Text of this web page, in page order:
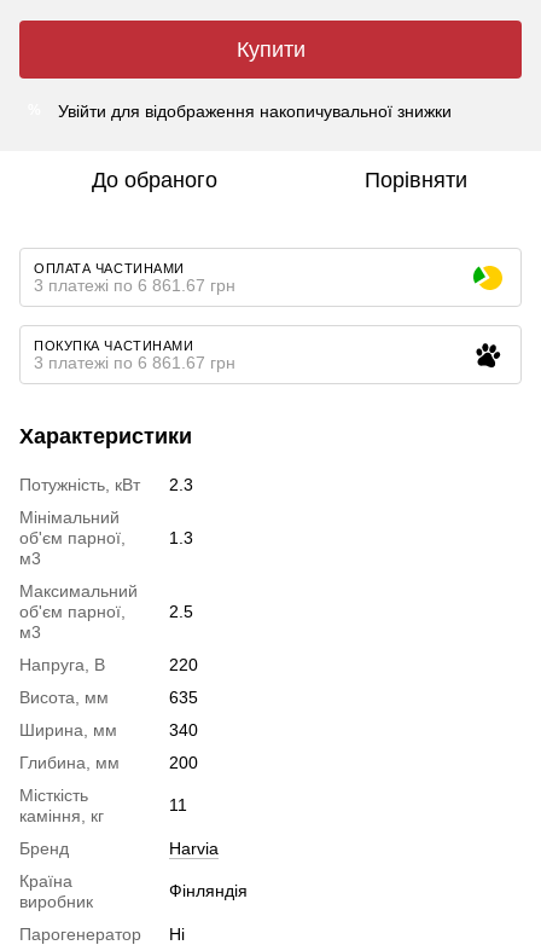
Купити
Увійти для відображення накопичувальної знижки
До обраного Порівняти
ОПЛАТА ЧАСТИНАМИ
3 платежі по 6 861.67 грн
ПОКУПКА ЧАСТИНАМИ
3 платежі по 6 861.67 грн
Характеристики
Потужність, кВт
2.3
Мінімальний
об'єм парної,
м3
1.3
Максимальний
об'єм парної,
м3
2.5
Напруга, В
220
Висота, мм
635
Ширина, мм
340
Глибина, мм
200
Місткість
каміння, кг
11
Бренд
Harvia
Країна
виробник
Фінляндія
Парогенератор
Ні